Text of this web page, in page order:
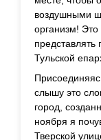
воздушными
организм!
Тульской
слышу это
город,
ноября я
Тверской